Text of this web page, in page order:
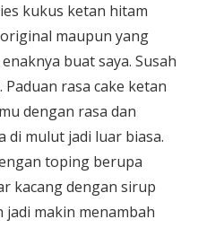
kukus ketan hitam
maupun yang
buat saya. Susah
rasa cake ketan
dengan rasa dan
di mulut jadi luar biasa.
toping berupa
kacang dengan sirup
jadi makin menambah